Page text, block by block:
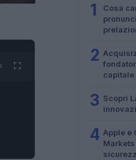
1
Cosa
2
capitale
3 Scopri
4 Apple e